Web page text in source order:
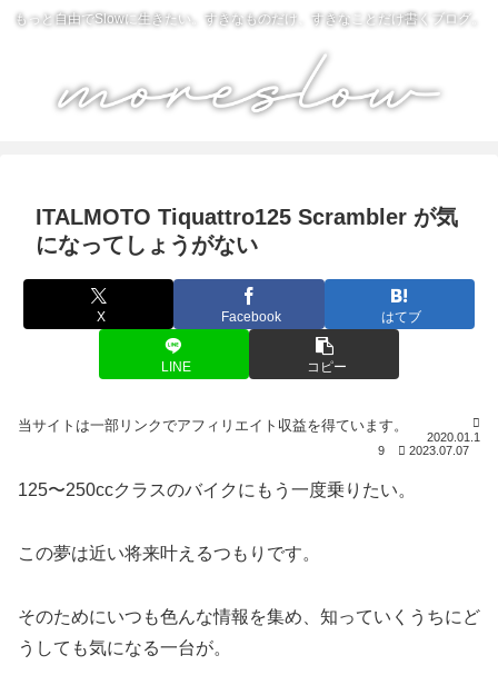
もっと自由でSlowに生きたい。すきなものだけ、すきなことだけ書くブログ。
ITALMOTO Tiquattro125 Scrambler が気
になってしょうがない
X Facebook はてブ
LINE コピー
2020.01.1
9
2023.07.07
125〜250ccクラスのバイクにもう一度乗りたい。
この夢は近い将来叶えるつもりです。
そのためにいつも色んな情報を集め、知っていくうちにど
うしても気になる一台が。